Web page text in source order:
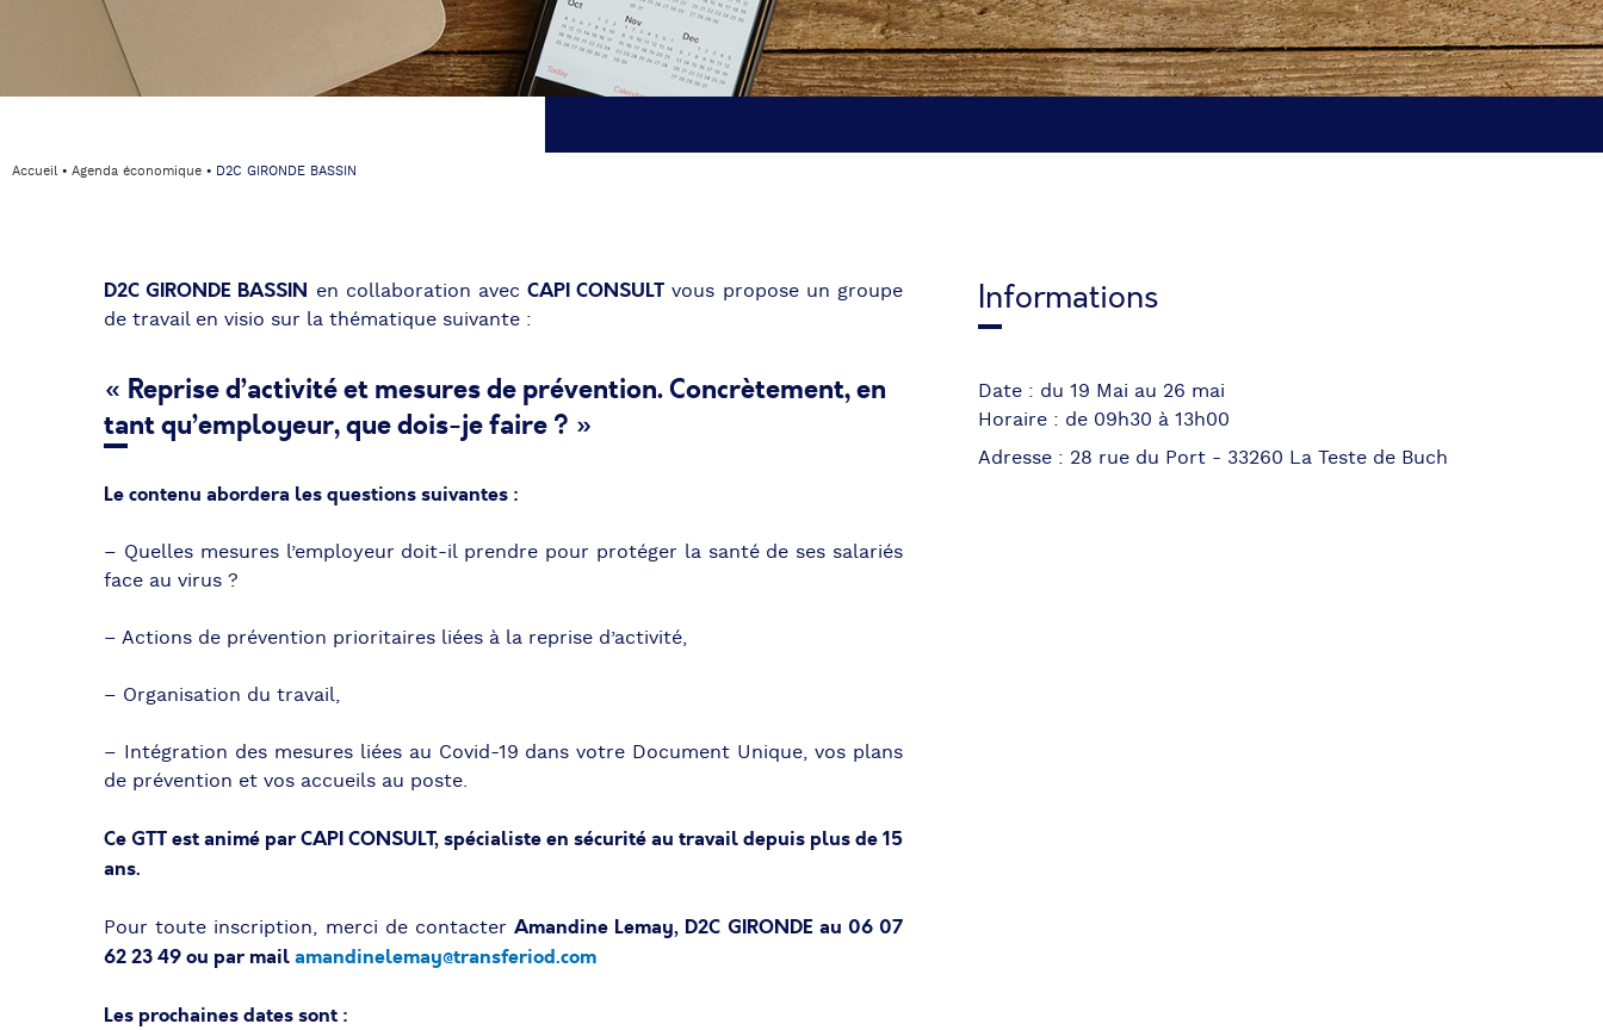
Accueil⦁ Agenda économique ⦁ D2C GIRONDE BASSIN
D2C GIRONDE BASSIN en collaboration avecCAPI CONSULT vous propose un groupe
de travail en visio sur la thématique suivante :
« Reprise d’activité et mesures de prévention. Concrètement, en
tant qu’employeur, que dois-je faire ? »
Le contenu abordera les questions suivantes :
– Quelles mesures l’employeur doit-il prendre pour protéger la santé de ses salariés
face au virus ?
– Actions de prévention prioritaires liées à la reprise d’activité,
– Organisation du travail,
– Intégration des mesures liées au Covid-19 dans votre Document Unique, vos plans
de prévention et vos accueils au poste.
Ce GTT est animé par CAPI CONSULT, spécialiste en sécurité au travail depuis plus de 15
ans.
Pour toute inscription, merci de contacter Amandine Lemay, D2C GIRONDE au 06 07
62 23 49 ou par mailamandinelemay@transferiod.com
Les prochaines dates sont :
Informations
Date : du 19 Mai au 26 mai
Horaire : de 09h30 à 13h00
Adresse : 28 rue du Port - 33260 La Teste de Buch